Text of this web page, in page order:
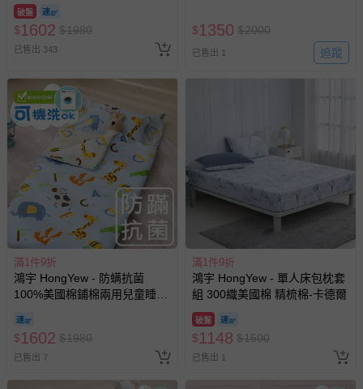
新費用）。
經消費者拆封之影音商品或電腦軟體（例如 DVD、CD
等）。
非以有形媒介提供之數位內容或一經提供即為完成之線
上服務，經消費者事先同意始提供（例如線上課程、遊
戲或活動點數等）。
已拆封之以下類型商品：
-個人衛生用品（例如尿布、貼身衣物、泳裝、襪子、地
墊、寢具類等）。
-新生兒親膚衣物（嬰幼兒包巾與背巾、包屁衣、學習
褲、紗布衣等）。
-接觸性孕哺產品（奶嘴、奶瓶、擠乳器、哺乳衣、托腹
帶束縛衣、餐搖椅等）。
-其他原廠盒裝商品封口處已貼上「不可拆封」，或具警
示字句等說明貼紙、封條者。
相關的退換貨辦理流程，可詳見：
破盤
$1602 $1980
已售出 343
$1350 $2000
已售出 1 追蹤
滿1件9折
鴻宇 HongYew - 防螨抗菌
100%美國棉鋪棉兩用兒童睡
$1602 $1980
已售出 7
滿1件9折
鴻宇 HongYew - 單人床包枕套
組 300織美國棉 精梳棉-卡德爾
破盤
$1148 $1500
已售出 1